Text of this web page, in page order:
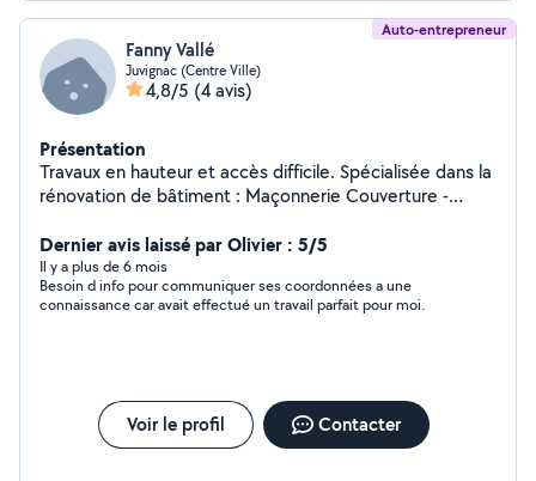
Auto-entrepreneur
Fanny Vallé
Juvignac (Centre Ville)
4,8/5 (4 avis)
Présentation
Travaux en hauteur et accès difficile. Spécialisée dans la
rénovation de bâtiment : Maçonnerie Couverture -
Peinture
Dernier avis laissé par Olivier : 5/5
Il y a plus de 6 mois
Besoin d info pour communiquer ses coordonnées a une
connaissance car avait effectué un travail parfait pour moi.
Voir le profil Contacter